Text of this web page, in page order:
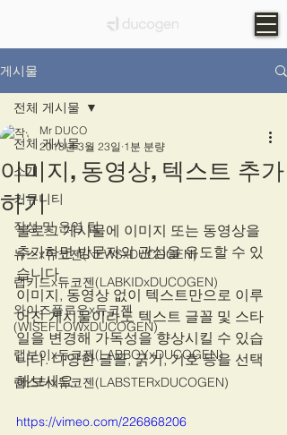
게시물
전체 게시물
소개
커뮤니티
작성 및 운영 팁
뉴스x듀코젠(NEWSxDUCOGEN)
랩키드x듀코젠(LABKIDxDUCOGEN)
와이즈플로우x듀코젠
(WISEFLOWxDUCOGEN)
랩보이x듀코젠(LABBOYxDUCOGEN)
랩스터x듀코젠(LABSTERxDUCOGEN)
전체 게시물
이미지, 동영상, 텍스트 추가
하기
Mr DUCO
2018년 3월 23일 1분 분량
블로그 게시물에 이미지 또는 동영상을
추가하면 방문자의 관심을 유도할 수 있
습니다.
이미지, 동영상 없이 텍스트만으로 이루
어진 게시물이라도 텍스트 글꼴 및 스타
일을 변경해 가독성을 향상시킬 수 있습
니다. 다양한 글꼴, 굵기, 기호 등을 선택
해보세요.
https://vimeo.com/226868206